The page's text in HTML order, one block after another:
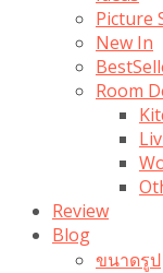
Picture
New In
Room
Review
Blog
ขนาดรูป